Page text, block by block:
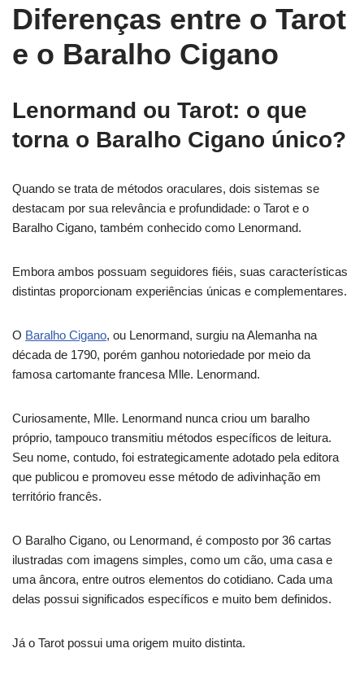
Diferenças entre o Tarot
e o Baralho Cigano
Lenormand ou Tarot: o que
torna o Baralho Cigano único?
Quando se trata de métodos oraculares, dois sistemas se
destacam por sua relevância e profundidade: o Tarot e o
Baralho Cigano, também conhecido como Lenormand.
Embora ambos possuam seguidores fiéis, suas características
distintas proporcionam experiências únicas e complementares.
O Baralho Cigano, ou Lenormand, surgiu na Alemanha na
década de 1790, porém ganhou notoriedade por meio da
famosa cartomante francesa Mlle. Lenormand.
Curiosamente, Mlle. Lenormand nunca criou um baralho
próprio, tampouco transmitiu métodos específicos de leitura.
Seu nome, contudo, foi estrategicamente adotado pela editora
que publicou e promoveu esse método de adivinhação em
território francês.
O Baralho Cigano, ou Lenormand, é composto por 36 cartas
ilustradas com imagens simples, como um cão, uma casa e
uma âncora, entre outros elementos do cotidiano. Cada uma
delas possui significados específicos e muito bem definidos.
Já o Tarot possui uma origem muito distinta.